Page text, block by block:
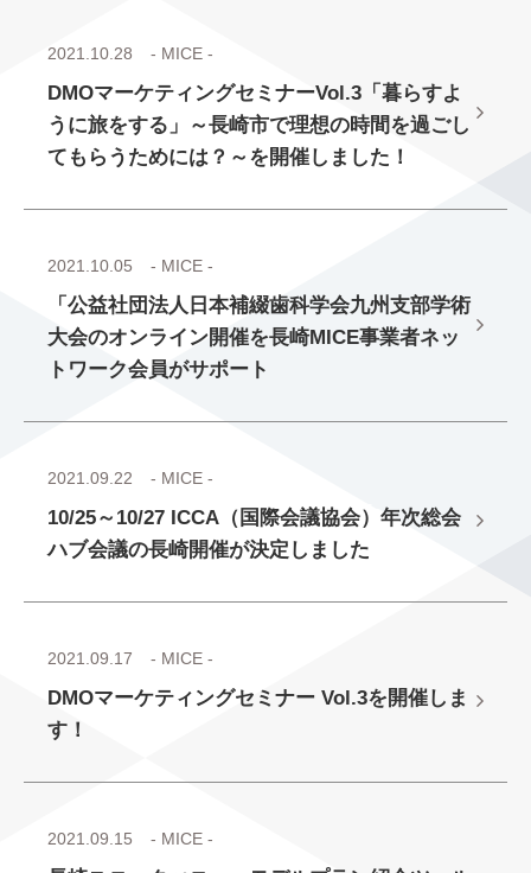
2021.10.28 - MICE -
DMOマーケティングセミナーVol.3「暮らすよ
うに旅をする」～長崎市で理想の時間を過ごし
てもらうためには？～を開催しました！
2021.10.05 - MICE -
「公益社団法人日本補綴歯科学会九州支部学術
大会のオンライン開催を長崎MICE事業者ネッ
トワーク会員がサポート
2021.09.22 - MICE -
10/25～10/27 ICCA（国際会議協会）年次総会
ハブ会議の長崎開催が決定しました
2021.09.17 - MICE -
DMOマーケティングセミナー Vol.3を開催しま
す！
2021.09.15 - MICE -